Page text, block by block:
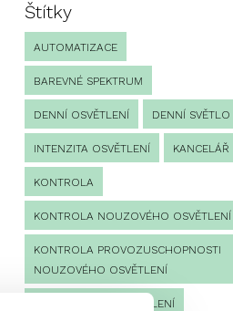
Štítky
AUTOMATIZACE
BAREVNÉ SPEKTRUM
DENNÍ OSVĚTLENÍ DENNÍ SVĚTLO
INTENZITA OSVĚTLENÍ KANCELÁŘ
KONTROLA
KONTROLA NOUZOVÉHO OSVĚTLENÍ
KONTROLA PROVOZUSCHOPNOSTI
NOUZOVÉHO OSVĚTLENÍ
LED NOUZOVÉ OSVĚTLENÍ